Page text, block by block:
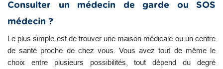
Consulter un médecin de garde ou SOS
médecin ?
Le plus simple est de trouver une maison médicale ou un centre
de santé proche de chez vous. Vous avez tout de même le
choix entre plusieurs possibilités, tout dépend du degré